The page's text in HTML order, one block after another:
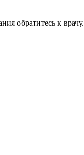
обратитесь к врачу.